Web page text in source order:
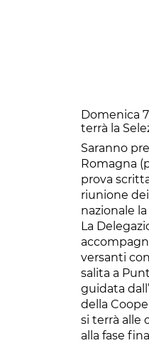
Domenica
terrà la
Saranno
Romagna
prova
riunione
nazionale
La
versanti
salita a
guidata
della
si terrà alle
alla fase